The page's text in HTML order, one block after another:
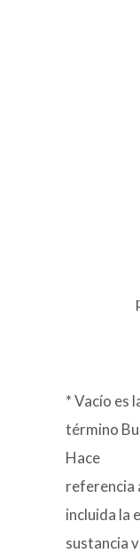
* Vacío es
término
Hace
referencia
incluida la
sustancia